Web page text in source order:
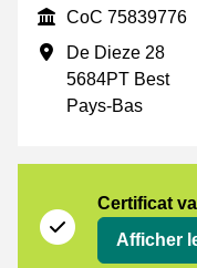
CoC
CoC 75839776
Adresse
De Dieze 28
5684PT Best
Pays-Bas
Certificat
Afficher